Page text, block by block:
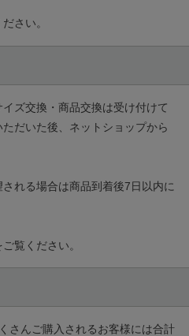
さい。
ズ交換・商品交換は受け付けて
だいた後、ネットショップから
れる場合は商品到着後7日以内に
ご覧ください。
さんご購入されるお客様には合計